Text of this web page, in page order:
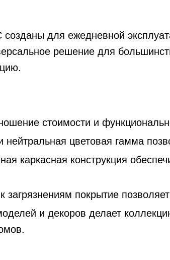
для ежедневной
решение для
стоимости и
нейтральная цветовая гамма
каркасная конструкция
загрязнениям покрытие
и декоров делает